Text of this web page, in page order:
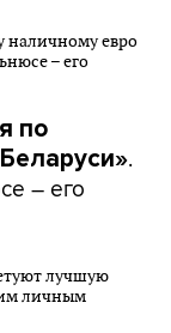
по
.
– его